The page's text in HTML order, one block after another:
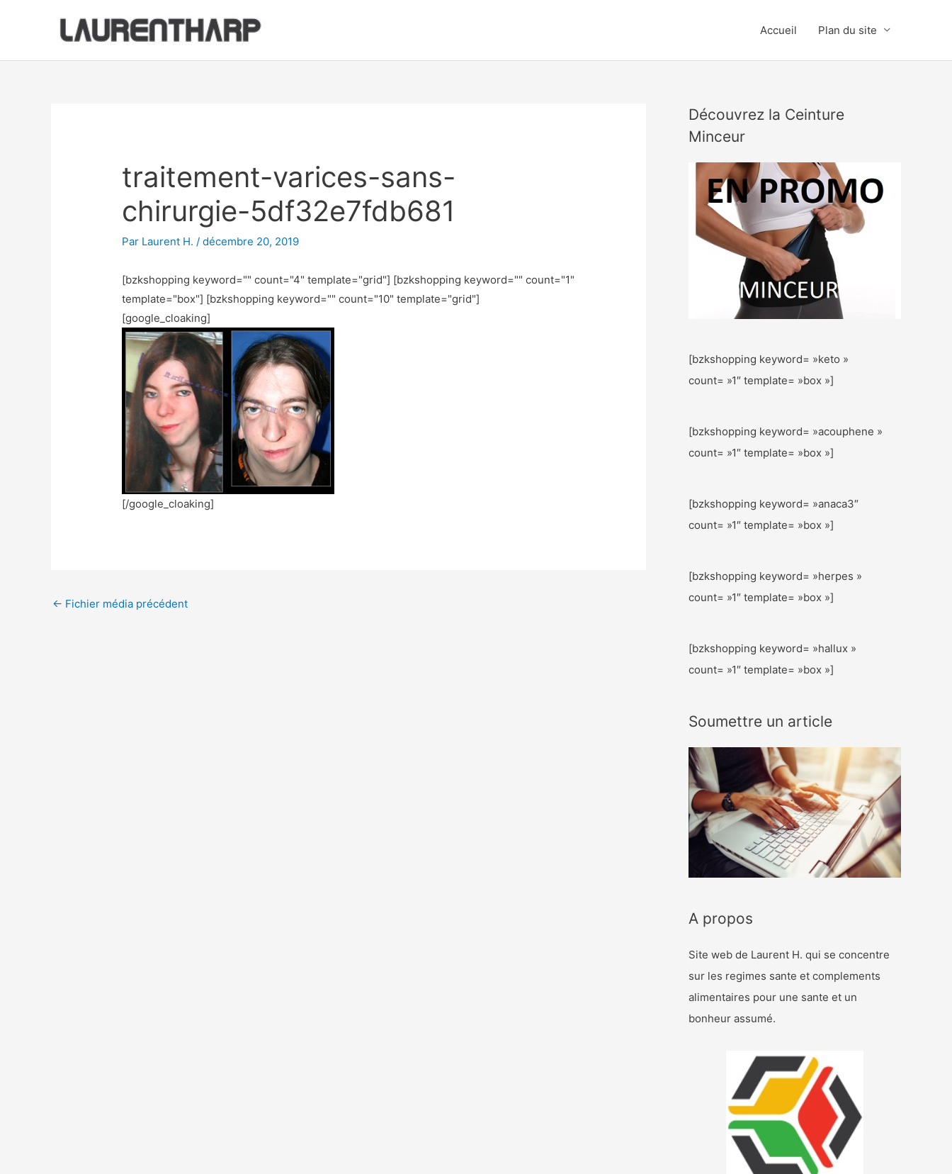
Accueil Plan du site
traitement-varices-sans-
chirurgie-5df32e7fdb681
Par Laurent H./décembre 20, 2019
[bzkshopping keyword="" count="4" template="grid"] [bzkshopping keyword="" count="1"
template="box"] [bzkshopping keyword="" count="10" template="grid"]
[google_cloaking]
[/google_cloaking]
← Fichier média précédent
Découvrez la Ceinture
Minceur
[bzkshopping keyword= »keto »
count= »1″ template= »box »]
[bzkshopping keyword= »acouphene »
count= »1″ template= »box »]
[bzkshopping keyword= »anaca3″
count= »1″ template= »box »]
[bzkshopping keyword= »herpes »
count= »1″ template= »box »]
[bzkshopping keyword= »hallux »
count= »1″ template= »box »]
Soumettre un article
A propos
Site web de Laurent H. qui se concentre
sur les regimes sante et complements
alimentaires pour une sante et un
bonheur assumé.